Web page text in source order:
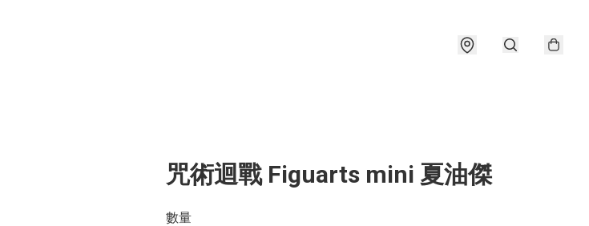
咒術迴戰 Figuarts mini 夏油傑
數量